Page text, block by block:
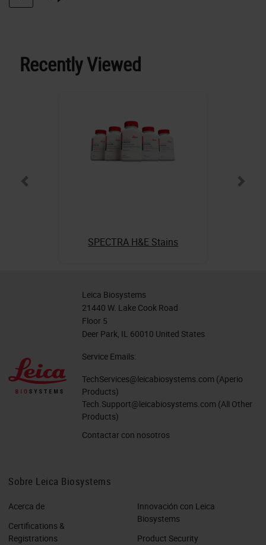
Recently Viewed
SPECTRA H&E Stains
Leica Biosystems
21440 W. Lake Cook Road
Floor 5
Deer Park, IL 60010 United States
Service Emails:
TechServices@leicabiosystems.com (Aperio
Products)
Tech.Support@leicabiosystems.com (All Other
Products)
Contactar con nosotros
Sobre Leica Biosystems
Acerca de
Certifications &
Registrations
Innovación con Leica
Biosystems
Product Security